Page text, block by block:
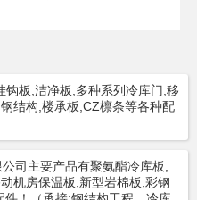
钩板,洁净板,多种系列冷库门,移
结构,楼承板,CZ檩条等各种配
司主要产品有聚氨酯冷库板,
机房保温板,新型岩棉板,彩钢